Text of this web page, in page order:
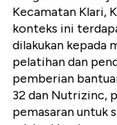
Kecamatan Klari,
konteks ini
dilakukan kepada
pelatihan dan
pemberian
32 dan Nutrizinc,
pemasaran untuk